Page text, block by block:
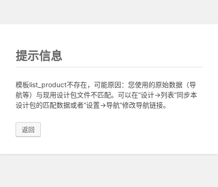
提示信息
模板list_product不存在，可能原因：您使用的原始数据（导
航等）与现用设计包文件不匹配。可以在“设计->列表”同步本
设计包的匹配数据或者“设置->导航”修改导航链接。
返回